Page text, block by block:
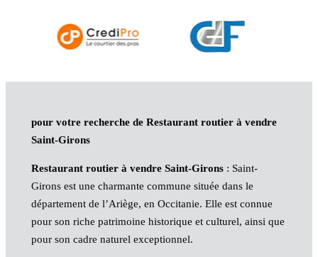
pour votre recherche de Restaurant routier à vendre
Saint-Girons
Restaurant routier à vendre Saint-Girons: Saint-
Girons est une charmante commune située dans le
département de l’Ariège, en Occitanie. Elle est connue
pour son riche patrimoine historique et culturel, ainsi que
pour son cadre naturel exceptionnel.